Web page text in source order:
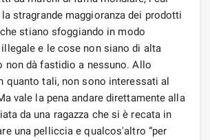
stragrande maggioranza dei prodotti
stiano sfoggiando in modo
e le cose non siano di alta
non dà fastidio a nessuno. Allo
quanto tali, non sono interessati al
vale la pena andare direttamente alla
da una ragazza che si è recata in
una pelliccia e qualcos'altro “per